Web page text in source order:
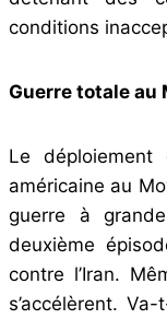
conditions
Guerre totale au
Le déploiement
américaine au
guerre à
deuxième
contre l’Iran.
s’accélèrent.